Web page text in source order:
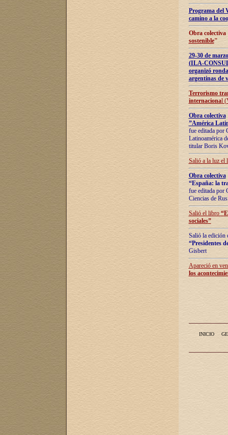
Programa del
camino a la
Obra
sostenible"
29-30 de
(ILA-
organizó
argentinas de
Terrorismo
internacional
Obra colectiva
”América
fue editada por
Latinoamérica
titular Boris
Salió a la luz el
Obra colectiva
“España: la
fue editada por
Ciencias de
Salió el libro “
sociales”
Salió la edición
“Presidentes
Gisbert
Apareció en
los
INICIO